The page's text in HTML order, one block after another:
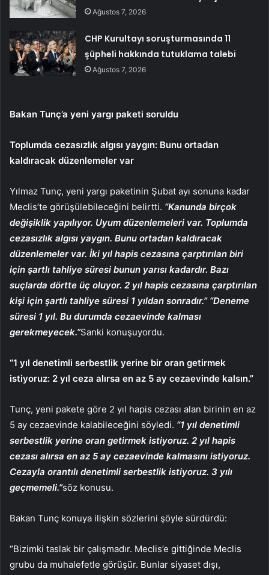
Ağustos 7, 2026
CHP Kurultayı soruşturmasında 11
şüpheli hakkında tutuklama talebi
Ağustos 7, 2026
Bakan Tunç’a yeni yargı paketi soruldu
Toplumda cezasızlık algısı yaygın: Bunu ortadan
kaldıracak düzenlemeler var
Yılmaz Tunç, yeni yargı paketinin Şubat ayı sonuna kadar
Meclis’te görüşülebileceğini belirtti. “Kanunda birçok
değişiklik yapılıyor. Uyum düzenlemeleri var. Toplumda
cezasızlık algısı yaygın. Bunu ortadan kaldıracak
düzenlemeler var. İki yıl hapis cezasına çarptırılan biri
için şartlı tahliye süresi bunun yarısı kadardır. Bazı
suçlarda dörtte üç oluyor. 2 yıl hapis cezasına çarptırılan
kişi için şartlı tahliye süresi 1 yıldan sonradır.” “Deneme
süresi 1 yıl. Bu durumda cezaevinde kalması
gerekmeyecek.”Sanki konuşuyordu.
“1 yıl denetimli serbestlik yerine bir oran getirmek
istiyoruz: 2 yıl ceza alırsa en az 5 ay cezaevinde kalsın.”
Tunç, yeni pakete göre 2 yıl hapis cezası alan birinin en az
5 ay cezaevinde kalabileceğini söyledi. “1 yıl denetimli
serbestlik yerine oran getirmek istiyoruz. 2 yıl hapis
cezası alırsa en az 5 ay cezaevinde kalmasını istiyoruz.
Cezayla orantılı denetimli serbestlik istiyoruz. 3 yılı
geçmemeli.”söz konusu.
Bakan Tunç konuya ilişkin sözlerini şöyle sürdürdü:
“Bizimki taslak bir çalışmadır. Meclis’e gittiğinde Meclis
grubu da muhalefetle görüşür. Bunlar siyaset dışı,